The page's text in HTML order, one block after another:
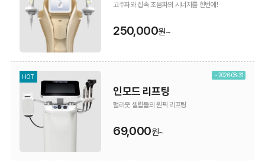
고주파와 집속 초음파의 시너지를 한번에!
250,000원~
HOT
인모드 리프팅
헐리웃 셀럽들의 원픽 리프팅
~ 2026-08-31
69,000원~